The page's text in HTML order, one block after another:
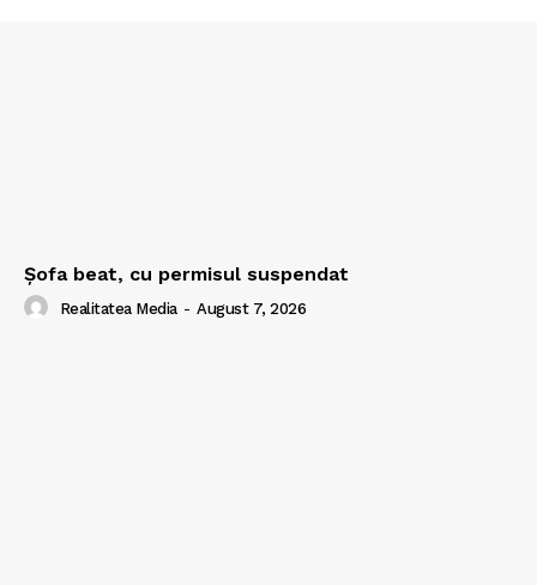
Şofa beat, cu permisul suspendat
Realitatea Media - August 7, 2026